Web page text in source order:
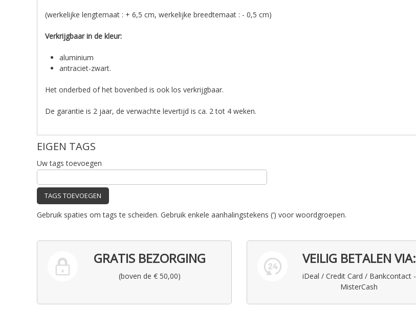
(werkelijke lengtemaat : + 6,5 cm, werkelijke breedtemaat : - 0,5 cm)
Verkrijgbaar in de kleur:
aluminium
antraciet-zwart.
Het onderbed of het bovenbed is ook los verkrijgbaar.
De garantie is 2 jaar, de verwachte levertijd is ca. 2 tot 4 weken.
EIGEN TAGS
Uw tags toevoegen
TAGS TOEVOEGEN
Gebruik spaties om tags te scheiden. Gebruik enkele aanhalingstekens (‘) voor woordgroepen.
GRATIS BEZORGING
(boven de € 50,00)
VEILIG BETALEN VIA:
iDeal / Credit Card / Bankcontact -
MisterCash